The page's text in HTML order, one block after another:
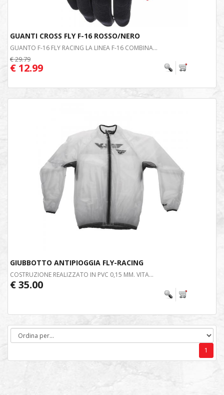
GUANTI CROSS FLY F-16 ROSSO/NERO
GUANTO F-16 FLY RACING LA LINEA F-16 COMBINA...
€ 29.79
€ 12.99
GIUBBOTTO ANTIPIOGGIA FLY-RACING
COSTRUZIONE REALIZZATO IN PVC 0,15 MM. VITA...
€ 35.00
1